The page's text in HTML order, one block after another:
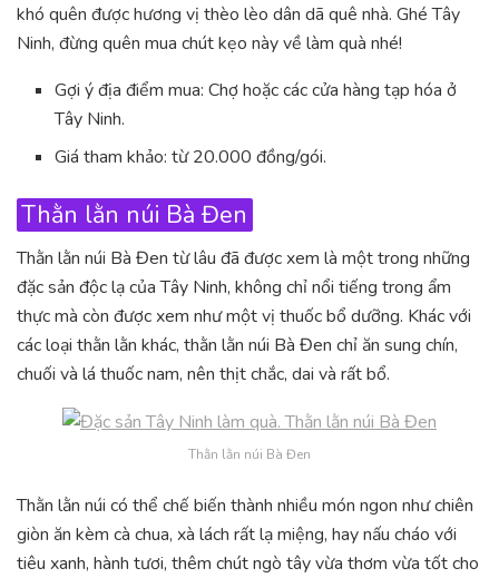
khó quên được hương vị thèo lèo dân dã quê nhà. Ghé Tây
Ninh, đừng quên mua chút kẹo này về làm quà nhé!
Gợi ý địa điểm mua: Chợ hoặc các cửa hàng tạp hóa ở
Tây Ninh.
Giá tham khảo: từ 20.000 đồng/gói.
Thằn lằn núi Bà Đen
Thằn lằn núi Bà Đen từ lâu đã được xem là một trong những
đặc sản độc lạ của Tây Ninh, không chỉ nổi tiếng trong ẩm
thực mà còn được xem như một vị thuốc bổ dưỡng. Khác với
các loại thằn lằn khác, thằn lằn núi Bà Đen chỉ ăn sung chín,
chuối và lá thuốc nam, nên thịt chắc, dai và rất bổ.
Thằn lằn núi Bà Đen
Thằn lằn núi có thể chế biến thành nhiều món ngon như chiên
giòn ăn kèm cà chua, xà lách rất lạ miệng, hay nấu cháo với
tiêu xanh, hành tươi, thêm chút ngò tây vừa thơm vừa tốt cho